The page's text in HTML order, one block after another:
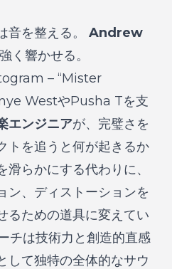
を整える。
Andrew
く響かせる。
– “Mister
WestやPusha Tを支
エンジニアが、完璧さを
トを追うと何が起きるか
らかにする代わりに、
ン、ディストーションを
るための道具に変えてい
チは技術力と創造的直感
して独特の全体的なサウ